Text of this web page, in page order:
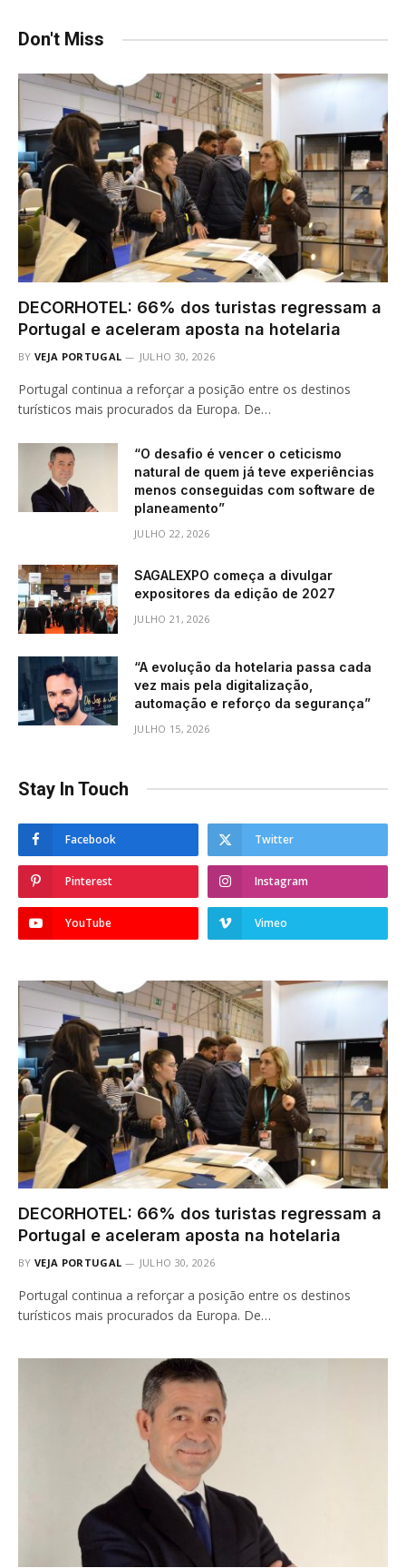
Don't Miss
DECORHOTEL: 66% dos turistas regressam a
Portugal e aceleram aposta na hotelaria
BY VEJA PORTUGAL JULHO 30, 2026
Portugal continua a reforçar a posição entre os destinos
turísticos mais procurados da Europa. De…
“O desafio é vencer o ceticismo
natural de quem já teve experiências
menos conseguidas com software de
planeamento”
JULHO 22, 2026
SAGALEXPO começa a divulgar
expositores da edição de 2027
JULHO 21, 2026
“A evolução da hotelaria passa cada
vez mais pela digitalização,
automação e reforço da segurança”
JULHO 15, 2026
Stay In Touch
Facebook Twitter
Pinterest Instagram
YouTube Vimeo
DECORHOTEL: 66% dos turistas regressam a
Portugal e aceleram aposta na hotelaria
BY VEJA PORTUGAL JULHO 30, 2026
Portugal continua a reforçar a posição entre os destinos
turísticos mais procurados da Europa. De…